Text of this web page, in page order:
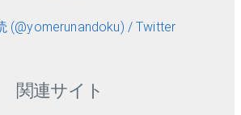
(@yomerunandoku) / Twitter
関連サイト